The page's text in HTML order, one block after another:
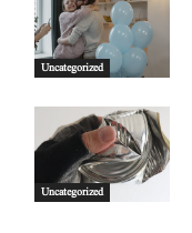
Uncategorized
Uncategorized